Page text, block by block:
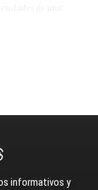
informativos y